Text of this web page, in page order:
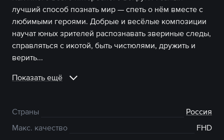
лучший способ познать мир — спеть о нём вместе с
любимыми героями. Добрые и весёлые композиции
научат юных зрителей распознавать звериные следы,
справляться с икотой, быть чистюлями, дружить и
верить...
Показать ещё
Страны
Россия
Макс. качество
FHD